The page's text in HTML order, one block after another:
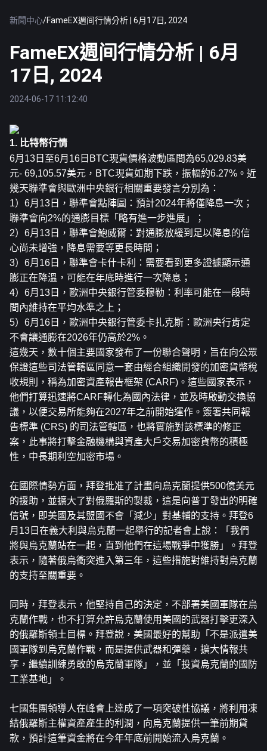
新聞中心/FameEX週间行情分析 | 6月17日, 2024
FameEX週间行情分析 | 6月
17日, 2024
2024-06-17 11:12:40
1. 比特幣行情
6月13日至6月16日 BTC現貨價格波動區間為65,029.83美
元- 69,105.57美元，BTC現貨如期下跌，振幅約6.27%。近
幾天聯準會與歐洲中央銀行相關重要發言分別為：
1）6月13日，聯準會點陣圖：預計2024年將僅降息一次；
聯準會向2%的通膨目標「略有進一步進展」；
2）6月13日，聯準會鮑威爾：對通膨放緩到足以降息的信
心尚未增強，降息需要等更長時間；
3）6月16日，聯準會卡什卡利：需要看到更多證據顯示通
膨正在降溫，可能在年底時進行一次降息；
4）6月13日，歐洲中央銀行管委穆勒：利率可能在一段時
間內維持在平均水準之上；
5）6月16日，歐洲中央銀行管委卡扎克斯：歐洲央行肯定
不會讓通膨在2026年仍高於2%。
這幾天，數十個主要國家發布了一份聯合聲明，旨在向公眾
保證這些司法管轄區同意一套由經合組織開發的加密貨幣稅
收規則，稱為加密資產報告框架 (CARF)。這些國家表示，
他們打算迅速將CARF轉化為國內法律，並及時啟動交換協
議，以便交易所能夠在2027年之前開始運作。簽署共同報
告標準 (CRS) 的司法管轄區，也將實施對該標準的修正
案，此事將打擊金融機構與資產大戶交易加密貨幣的積極
性，中長期利空加密市場。
在國際情勢方面，拜登批准了計畫向烏克蘭提供500億美元
的援助，並擴大了對俄羅斯的製裁，這是向普丁發出的明確
信號，即美國及其盟國不會「減少」對基輔的支持。拜登6
月13日在義大利與烏克蘭一起舉行的記者會上說：「我們
將與烏克蘭站在一起，直到他們在這場戰爭中獲勝」。拜登
表示，隨著俄烏衝突進入第三年，這些措施對維持對烏克蘭
的支持至關重要。
同時，拜登表示，他堅持自己的決定，不部署美國軍隊在烏
克蘭作戰，也不打算允許烏克蘭使用美國的武器打擊更深入
的俄羅斯領土目標。拜登說，美國最好的幫助「不是派遣美
國軍隊到烏克蘭作戰，而是提供武器和彈藥，擴大情報共
享，繼續訓練勇敢的烏克蘭軍隊」，並「投資烏克蘭的國防
工業基地」。
七國集團領導人在峰會上達成了一項突破性協議，將利用凍
結俄羅斯主權資產產生的利潤，向烏克蘭提供一筆前期貸
款，預計這筆資金將在今年年底前開始流入烏克蘭。